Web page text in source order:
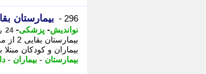
296 - بیمارستان بقایی 2 اهواز پس از حمله آمریکا، به
نواندیش- پزشکی- 24 روز پیش - پنجشنبه 25 تیر 1405، 16:51
بیماران و کودکان
بیمارستان - بیماران -